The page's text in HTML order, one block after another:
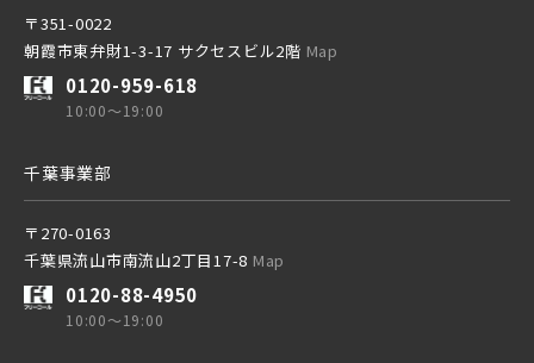
〒351-0022
朝霞市東弁財1-3-17 サクセスビル2階 Map
0120-959-618
10:00～19:00
千葉事業部
〒270-0163
千葉県流山市南流山2丁目17-8 Map
0120-88-4950
10:00～19:00